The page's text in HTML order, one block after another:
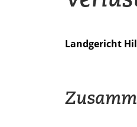
Landgericht